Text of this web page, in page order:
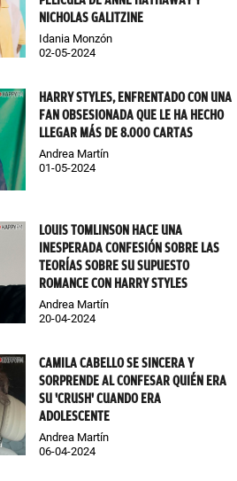
NICHOLAS GALITZINE
Idania Monzón
02-05-2024
HARRY STYLES, ENFRENTADO CON UNA
FAN OBSESIONADA QUE LE HA HECHO
LLEGAR MÁS DE 8.000 CARTAS
Andrea Martín
01-05-2024
LOUIS TOMLINSON HACE UNA
INESPERADA CONFESIÓN SOBRE LAS
TEORÍAS SOBRE SU SUPUESTO
ROMANCE CON HARRY STYLES
Andrea Martín
20-04-2024
CAMILA CABELLO SE SINCERA Y
SORPRENDE AL CONFESAR QUIÉN ERA
SU 'CRUSH' CUANDO ERA
ADOLESCENTE
Andrea Martín
06-04-2024